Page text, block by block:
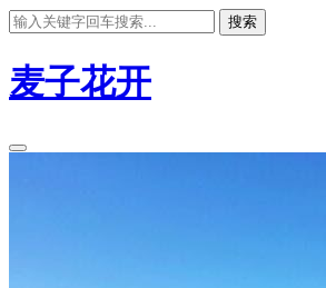
搜索
麦子花开